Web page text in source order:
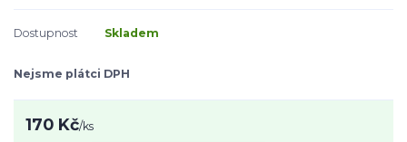
Dostupnost Skladem
Nejsme plátci DPH
170 Kč/ks